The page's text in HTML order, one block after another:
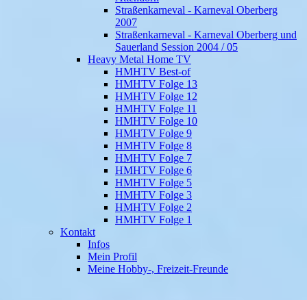
Straßenkarneval - Karneval Oberberg
2007
Straßenkarneval - Karneval Oberberg und
Sauerland Session 2004 / 05
Heavy Metal Home TV
HMHTV Best-of
HMHTV Folge 13
HMHTV Folge 12
HMHTV Folge 11
HMHTV Folge 10
HMHTV Folge 9
HMHTV Folge 8
HMHTV Folge 7
HMHTV Folge 6
HMHTV Folge 5
HMHTV Folge 3
HMHTV Folge 2
HMHTV Folge 1
Kontakt
Infos
Mein Profil
Meine Hobby-, Freizeit-Freunde